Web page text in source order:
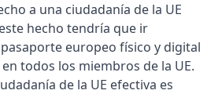
a una ciudadanía de la UE
hecho tendría que ir
europeo físico y digital
todos los miembros de la UE.
de la UE efectiva es